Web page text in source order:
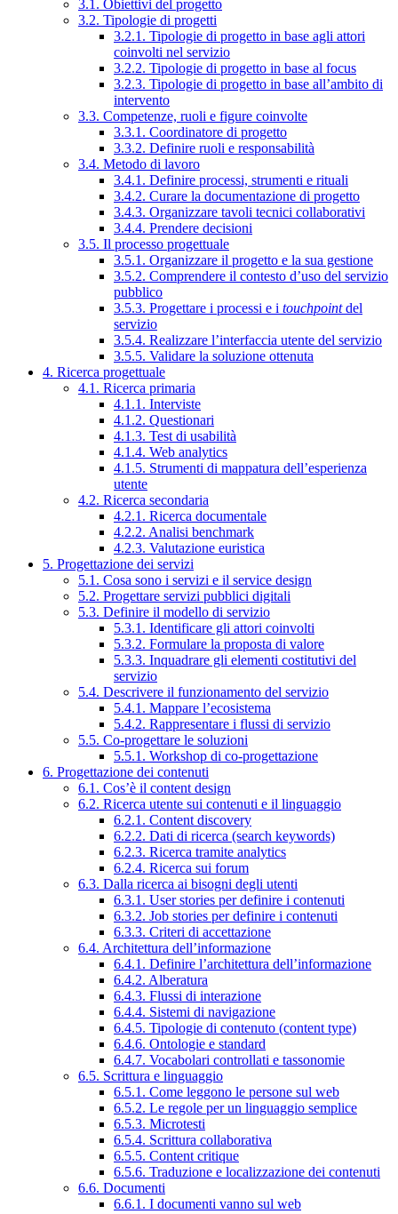
3.1. Obiettivi del progetto
3.2. Tipologie di progetti
3.2.1. Tipologie di progetto in base agli attori
coinvolti nel servizio
3.2.2. Tipologie di progetto in base al focus
3.2.3. Tipologie di progetto in base all’ambito di
intervento
3.3. Competenze, ruoli e figure coinvolte
3.3.1. Coordinatore di progetto
3.3.2. Definire ruoli e responsabilità
3.4. Metodo di lavoro
3.4.1. Definire processi, strumenti e rituali
3.4.2. Curare la documentazione di progetto
3.4.3. Organizzare tavoli tecnici collaborativi
3.4.4. Prendere decisioni
3.5. Il processo progettuale
3.5.1. Organizzare il progetto e la sua gestione
3.5.2. Comprendere il contesto d’uso del servizio
pubblico
3.5.3. Progettare i processi e i touchpointdel
servizio
3.5.4. Realizzare l’interfaccia utente del servizio
3.5.5. Validare la soluzione ottenuta
4. Ricerca progettuale
4.1. Ricerca primaria
4.1.1. Interviste
4.1.2. Questionari
4.1.3. Test di usabilità
4.1.4. Web analytics
4.1.5. Strumenti di mappatura dell’esperienza
utente
4.2. Ricerca secondaria
4.2.1. Ricerca documentale
4.2.2. Analisi benchmark
4.2.3. Valutazione euristica
5. Progettazione dei servizi
5.1. Cosa sono i servizi e il service design
5.2. Progettare servizi pubblici digitali
5.3. Definire il modello di servizio
5.3.1. Identificare gli attori coinvolti
5.3.2. Formulare la proposta di valore
5.3.3. Inquadrare gli elementi costitutivi del
servizio
5.4. Descrivere il funzionamento del servizio
5.4.1. Mappare l’ecosistema
5.4.2. Rappresentare i flussi di servizio
5.5. Co-progettare le soluzioni
5.5.1. Workshop di co-progettazione
6. Progettazione dei contenuti
6.1. Cos’è il content design
6.2. Ricerca utente sui contenuti e il linguaggio
6.2.1. Content discovery
6.2.2. Dati di ricerca (search keywords)
6.2.3. Ricerca tramite analytics
6.2.4. Ricerca sui forum
6.3. Dalla ricerca ai bisogni degli utenti
6.3.1. User stories per definire i contenuti
6.3.2. Job stories per definire i contenuti
6.3.3. Criteri di accettazione
6.4. Architettura dell’informazione
6.4.1. Definire l’architettura dell’informazione
6.4.2. Alberatura
6.4.3. Flussi di interazione
6.4.4. Sistemi di navigazione
6.4.5. Tipologie di contenuto (content type)
6.4.6. Ontologie e standard
6.4.7. Vocabolari controllati e tassonomie
6.5. Scrittura e linguaggio
6.5.1. Come leggono le persone sul web
6.5.2. Le regole per un linguaggio semplice
6.5.3. Microtesti
6.5.4. Scrittura collaborativa
6.5.5. Content critique
6.5.6. Traduzione e localizzazione dei contenuti
6.6. Documenti
6.6.1. I documenti vanno sul web